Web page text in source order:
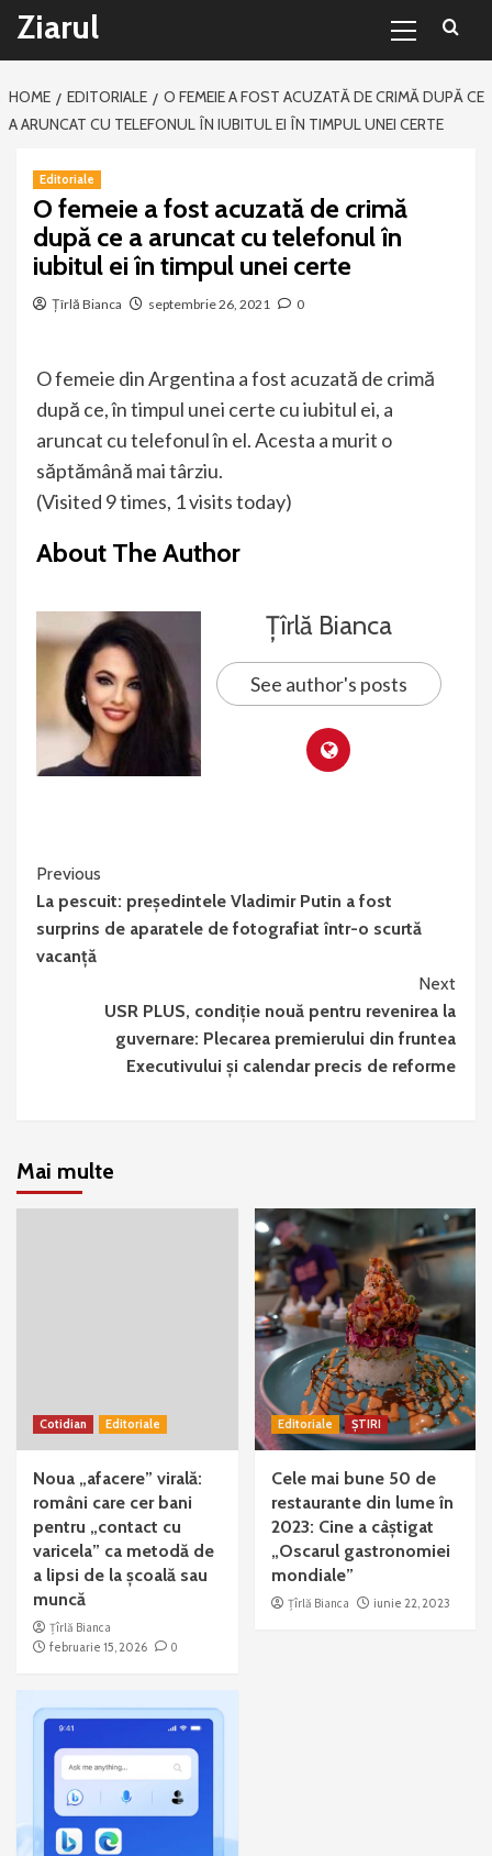
Sari
conținut
Ziarul
Menu
HOME EDITORIALE
O FEMEIE A FOST ACUZATĂ DE CRIMĂ DUPĂ CE
A ARUNCAT CU TELEFONUL ÎN IUBITUL EI ÎN TIMPUL UNEI CERTE
Editoriale
O femeie a fost acuzată de crimă
după ce a aruncat cu telefonul în
iubitul ei în timpul unei certe
Țîrlă Bianca septembrie 26, 2021 0
O femeie din Argentina a fost acuzată de crimă
după ce, în timpul unei certe cu iubitul ei, a
aruncat cu telefonul în el. Acesta a murit o
săptămână mai târziu.
(Visited 9 times, 1 visits today)
About The Author
Țîrlă Bianca
See author's posts
Continue
Reading
Previous
La pescuit: președintele Vladimir Putin a fost
surprins de aparatele de fotografiat într-o scurtă
vacanță
Next
USR PLUS, condiţie nouă pentru revenirea la
guvernare: Plecarea premierului din fruntea
Executivului şi calendar precis de reforme
Mai multe
Cotidian Editoriale
Noua „afacere” virală:
români care cer bani
pentru „contact cu
varicela” ca metodă de
a lipsi de la școală sau
muncă
Țîrlă Bianca
februarie 15, 2026
0
Editoriale ȘTIRI
Cele mai bune 50 de
restaurante din lume în
2023: Cine a câștigat
„Oscarul gastronomiei
mondiale”
Țîrlă Bianca iunie 22, 2023